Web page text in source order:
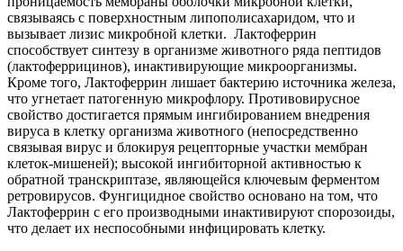
связываясь с поверхностным липополисахаридом, что и
вызывает лизис микробной клетки. Лактоферрин
способствует синтезу в организме животного ряда пептидов
(лактоферрицинов), инактивирующие микроорганизмы.
Кроме того, Лактоферрин лишает бактерию источника железа,
что угнетает патогенную микрофлору. Противовирусное
свойство достигается прямым ингибированием внедрения
вируса в клетку организма животного (непосредственно
связывая вирус и блокируя рецепторные участки мембран
клеток-мишеней); высокой ингибиторной активностью к
обратной транскриптазе, являющейся ключевым ферментом
ретровирусов. Фунгицидное свойство основано на том, что
Лактоферрин с его производными инактивируют спорозоиды,
что делает их неспособными инфицировать клетку.